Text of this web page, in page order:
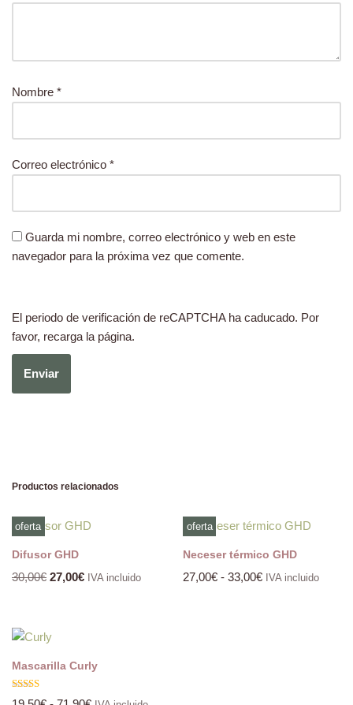
Nombre *
Correo electrónico *
Guarda mi nombre, correo electrónico y web en este
navegador para la próxima vez que comente.
El periodo de verificación de reCAPTCHA ha caducado. Por
favor, recarga la página.
Productos relacionados
oferta
Difusor GHD
30,00€ 27,00€ IVA incluido
oferta
Neceser térmico GHD
27,00€ - 33,00€ IVA incluido
Mascarilla Curly
Valorado